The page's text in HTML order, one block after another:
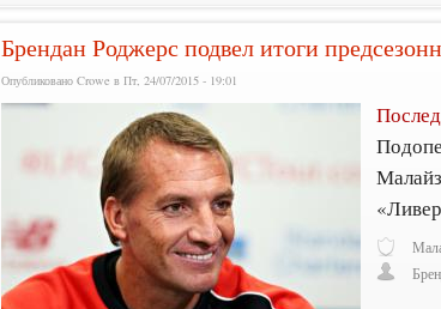
Брендан Роджерс подвел итоги
Опубликовано Crowe в Пт, 24/07/2015 - 19:01